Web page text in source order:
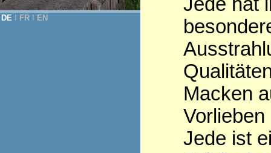
DE FR EN
Jede hat
Macken
Vorlieben
Jede ist